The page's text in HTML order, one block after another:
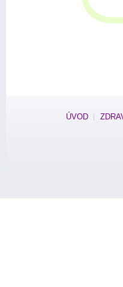
ÚVOD